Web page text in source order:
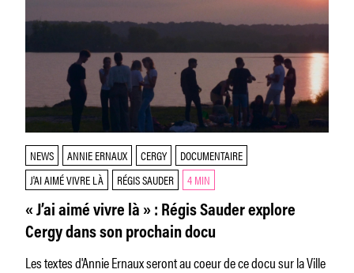
NEWS ANNIE ERNAUX CERGY
DOCUMENTAIRE
J'AI AIMÉ VIVRE LÀ
RÉGIS SAUDER 4 MIN
« J’ai aimé vivre là » : Régis Sauder explore
Cergy dans son prochain docu
Les textes d'Annie Ernaux seront au coeur de ce docu sur la Ville